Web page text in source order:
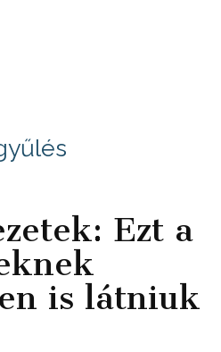
Ezt a
is látniuk